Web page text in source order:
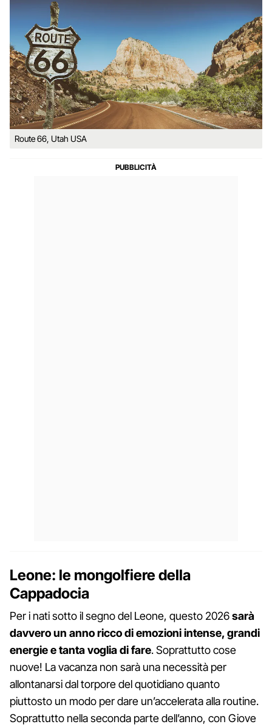
Route 66, Utah USA
Leone: le mongolfiere della
Cappadocia
Per i nati sotto il segno del Leone, questo 2026sarà
davvero un anno ricco di emozioni intense, grandi
energie e tanta voglia di fare. Soprattutto cose
nuove! La vacanza non sarà una necessità per
allontanarsi dal torpore del quotidiano quanto
piuttosto un modo per dare un’accelerata alla routine.
Soprattutto nella seconda parte dell’anno, con Giove